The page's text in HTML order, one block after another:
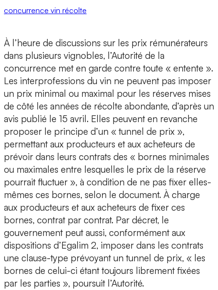
concurrence vin récolte
À l’heure de discussions sur les prix rémunérateurs
dans plusieurs vignobles, l’Autorité de la
concurrence met en garde contre toute « entente ».
Les interprofessions du vin ne peuvent pas imposer
un prix minimal ou maximal pour les réserves mises
de côté les années de récolte abondante, d’après un
avis publié le 15 avril. Elles peuvent en revanche
proposer le principe d’un « tunnel de prix »,
permettant aux producteurs et aux acheteurs de
prévoir dans leurs contrats des « bornes minimales
ou maximales entre lesquelles le prix de la réserve
pourrait fluctuer », à condition de ne pas fixer elles-
mêmes ces bornes, selon le document. À charge
aux producteurs et aux acheteurs de fixer ces
bornes, contrat par contrat. Par décret, le
gouvernement peut aussi, conformément aux
dispositions d’Egalim 2, imposer dans les contrats
une clause-type prévoyant un tunnel de prix, « les
bornes de celui-ci étant toujours librement fixées
par les parties », poursuit l’Autorité.